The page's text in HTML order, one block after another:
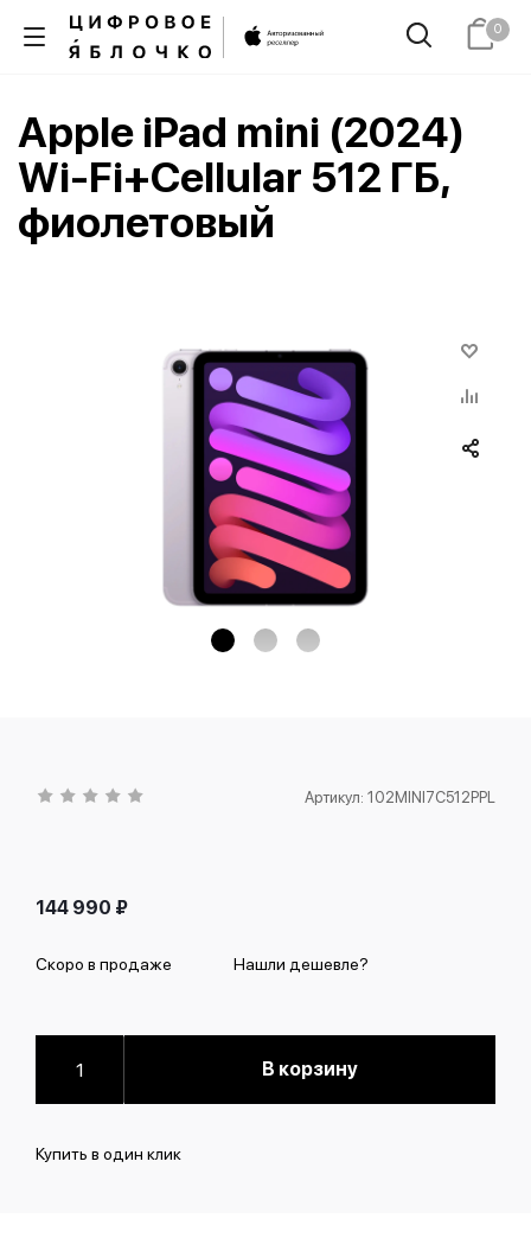
0
Apple iPad mini (2024)
Wi-Fi+Cellular 512 ГБ,
фиолетовый
Артикул: 102MINI7C512PPL
144 990 ₽
Скоро в продаже Нашли дешевле?
В корзину
Купить в один клик